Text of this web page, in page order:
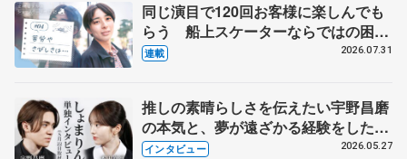
同じ演目で120回お客様に楽しんでも
らう 船上スケーターならではの困難
とは 影響あったPIW前キャプテン松
連載 2026.07.31
推しの素晴らしさを伝えたい宇野昌磨
の本気と、夢が遠ざかる経験をした本
田真凜の覚悟
インタビュー 2026.05.27